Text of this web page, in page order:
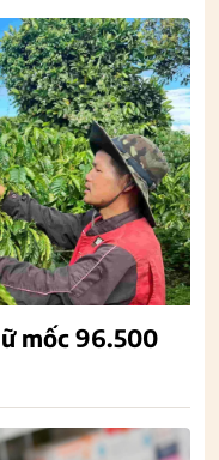
mốc 96.500